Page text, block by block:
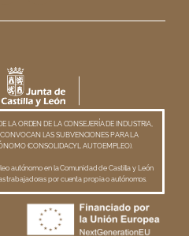
LA ORDEN DE LA CONSEJERÍA DE INDUSTRIA,
LAS SUBVENCIONES PARA LA
(CONSOLIDACYL AUTOEMPLEO).
autónomo en la Comunidad de Castilla y León
trabajadoras por cuenta propia o autónomos.